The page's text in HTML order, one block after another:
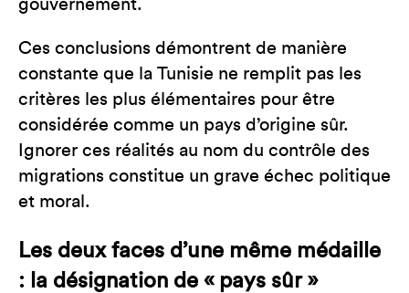
gouvernement.
Ces conclusions démontrent de manière
constante que la Tunisie ne remplit pas les
critères les plus élémentaires pour être
considérée comme un pays d’origine sûr.
Ignorer ces réalités au nom du contrôle des
migrations constitue un grave échec politique
et moral.
Les deux faces d’une même médaille
: la désignation de « pays sûr »